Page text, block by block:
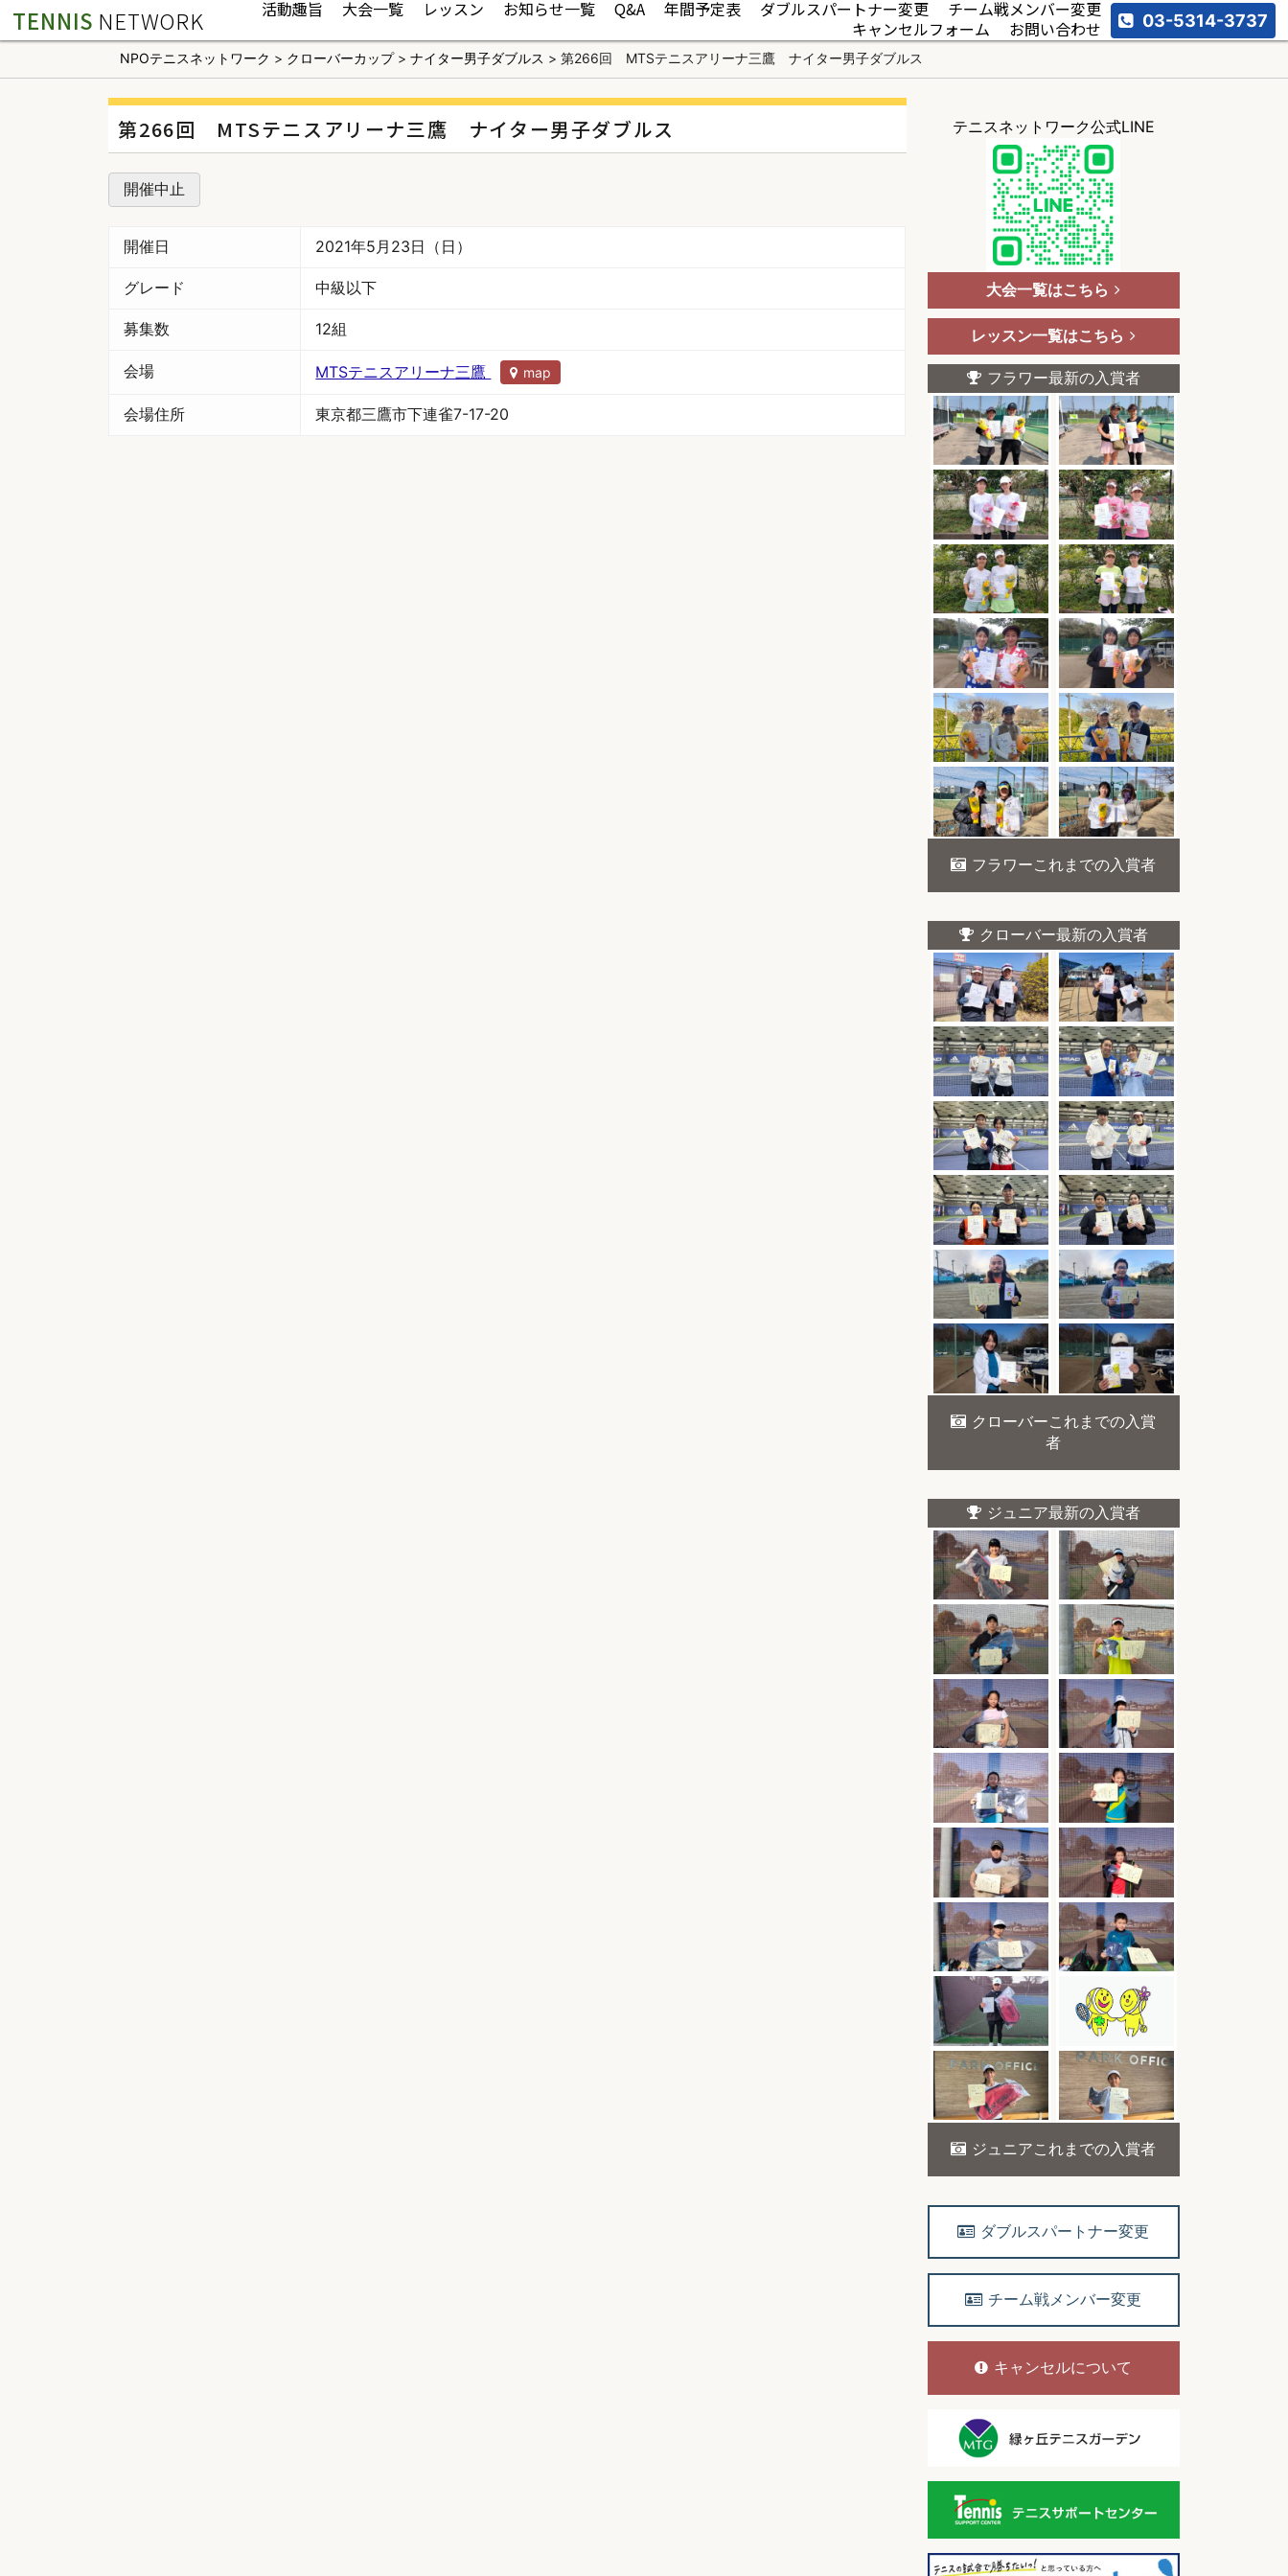
TENNIS NETWORK 活動趣旨 大会一覧 レッスン お知らせ一覧 Q&A 年間予定表 ダブルスパートナー変更
チーム戦メンバー変更
キャンセルフォーム
お問い合わせ 03-5314-3737
NPOテニスネットワーク > クローバーカップ> ナイター男子ダブルス > 第266回 MTSテニスアリーナ三鷹 ナイター男子ダブルス
第266回 MTSテニスアリーナ三鷹 ナイター男子ダブルス
開催中止
開催日 2021年5月23日（日）
グレード 中級以下
募集数 12組
会場 MTSテニスアリーナ三鷹 map
会場住所 東京都三鷹市下連雀7-17-20
テニスネットワーク公式LINE
大会一覧はこちら
レッスン一覧はこちら
フラワー最新の入賞者
フラワーこれまでの入賞者
クローバー最新の入賞者
クローバーこれまでの入賞
者
ジュニア最新の入賞者
ジュニアこれまでの入賞者
ダブルスパートナー変更
チーム戦メンバー変更
キャンセルについて